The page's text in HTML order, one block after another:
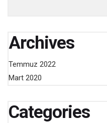
Archives
Temmuz 2022
Mart 2020
Categories